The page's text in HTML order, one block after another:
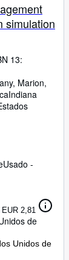
simulation
13:
Marion,
Indiana
Usado -
2,81
de
Unidos de